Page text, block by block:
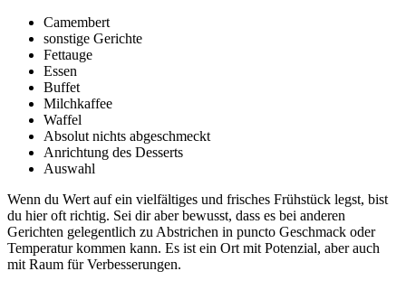
Camembert
sonstige Gerichte
Fettauge
Essen
Buffet
Milchkaffee
Waffel
Absolut nichts abgeschmeckt
Anrichtung des Desserts
Auswahl
Wenn du Wert auf ein vielfältiges und frisches Frühstück legst, bist
du hier oft richtig. Sei dir aber bewusst, dass es bei anderen
Gerichten gelegentlich zu Abstrichen in puncto Geschmack oder
Temperatur kommen kann. Es ist ein Ort mit Potenzial, aber auch
mit Raum für Verbesserungen.